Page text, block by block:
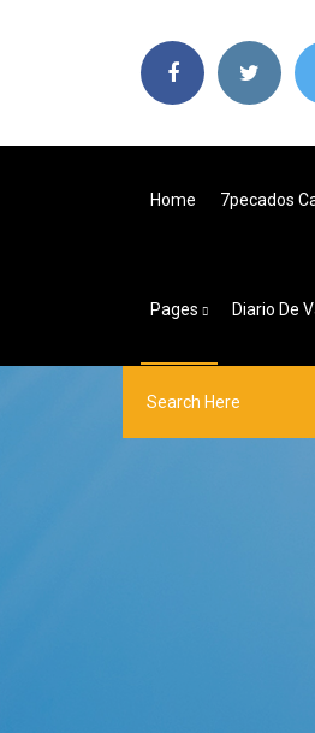
Home 7pecados
Pages Diario De